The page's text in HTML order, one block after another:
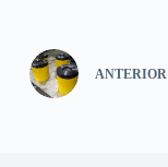
ANTERIOR